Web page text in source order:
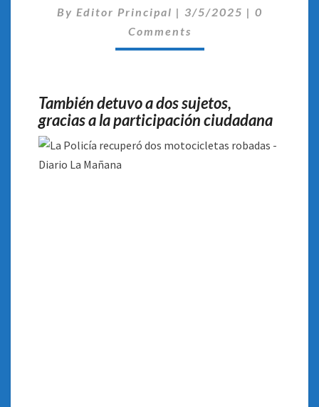
MOTOCICLETAS
ROBADAS
By Editor Principal | 3/5/2025 | 0
Comments
También detuvo a dos sujetos,
gracias a la participación ciudadana